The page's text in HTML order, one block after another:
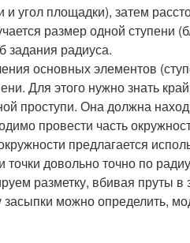
и угол площадки), затем
размер одной ступени
задания радиуса.
основных элементов
Для этого нужно знать
проступи. Она должна
провести часть
предлагается
точки довольно точно по
разметку, вбивая пруты
можно определить,